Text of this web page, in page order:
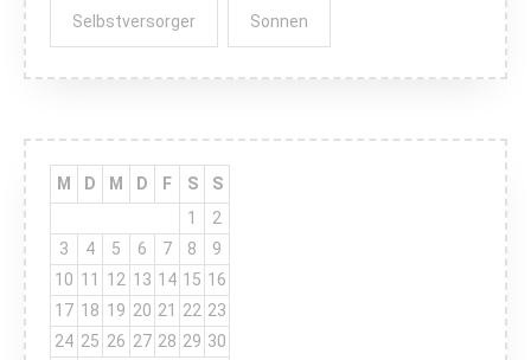
Selbstversorger Sonnen
M D M D F S
S
1
2
3
4 5 6 7 8
9
10 11 12 13 14 15 16
17 18 19 20 21 22 23
24 25 26 27 28 29 30